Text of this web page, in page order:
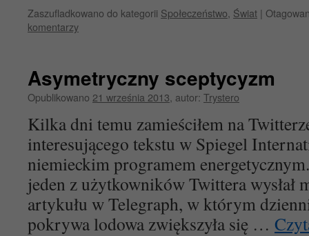
Zaszufladkowano do kategorii Społeczeństwo Świat |
komentarzy
Asymetryczny sceptycyzm
Opublikowano 21 września 2013 autor: Trystero
Kilka dni temu zamieściłem na
interesującego tekstu w Spiegel
niemieckim programem
jeden z użytkowników Twittera wysłał
artykułu w Telegraph, w którym
pokrywa lodowa zwiększyła się …